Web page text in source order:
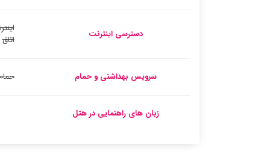
دسترسی اینترنت
اتاق
سرویس بهداشتی و حمام
زبان های راهنمایی در هتل